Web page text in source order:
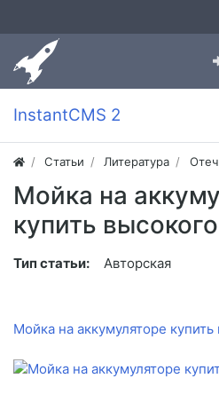
InstantCMS 2
Статьи Литература
Мойка на
купить высокого
Тип статьи: Авторская
Мойка на аккумуляторе купить